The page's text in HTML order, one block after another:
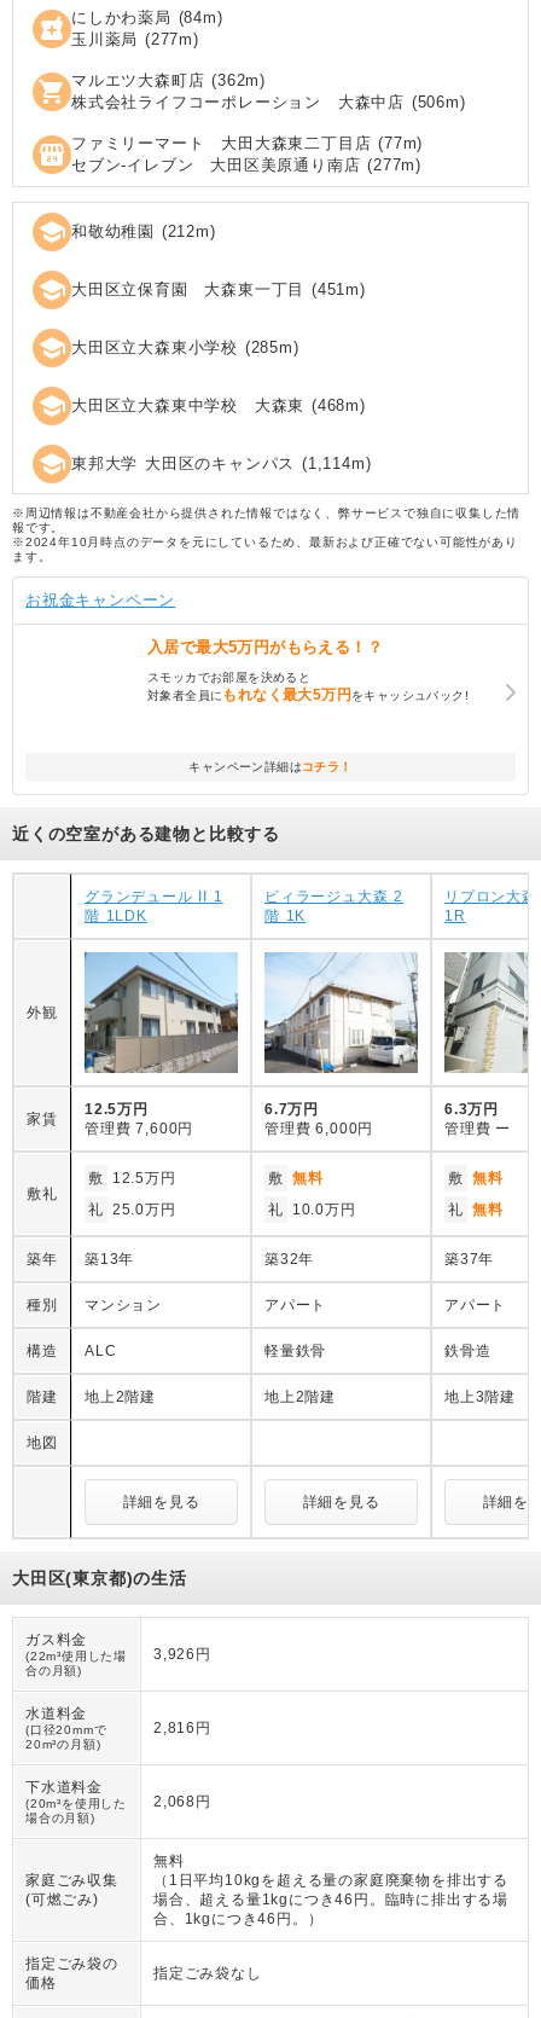
local_pharmacy にしかわ薬局 (84m)
玉川薬局 (277m)
shopping_cart マルエツ大森町店 (362m)
株式会社ライフコーポレーション 大森中店 (506m)
local_convenience_store ファミリーマート 大田大森東二丁目店 (77m)
セブン‐イレブン 大田区美原通り南店 (277m)
school 和敬幼稚園 (212m)
school 大田区立保育園 大森東一丁目 (451m)
school 大田区立大森東小学校 (285m)
school 大田区立大森東中学校 大森東 (468m)
school 東邦大学 大田区のキャンパス (1,114m)
※周辺情報は不動産会社から提供された情報ではなく、弊サービスで独自に収集した情
報です。
※2024年10月時点のデータを元にしているため、最新および正確でない可能性があり
ます。
お祝金キャンペーン
入居で最大5万円がもらえる！？
スモッカでお部屋を決めると
対象者全員に もれなく最大5万円 をキャッシュバック!
キャンペーン詳細はコチラ！
近くの空室がある建物と比較する
グランデュール II 1
階 1LDK
ビィラージュ大森 2
階 1K
リプロン大
1R
外観
家賃
12.5万円
管理費 7,600円
6.7万円
管理費 6,000円
6.3万円
管理費 ー
敷礼
敷
12.5万円
礼 25.0万円
敷 無料
礼
10.0万円
敷 無料
礼 無料
築年 築13年 築32年 築37年
種別 マンション アパート アパート
構造 ALC 軽量鉄骨 鉄骨造
階建 地上2階建 地上2階建 地上3階建
地図
詳細を見る 詳細を見る 詳細を
大田区(東京都)の生活
ガス料金
(22m³使用した場
合の月額)
3,926円
水道料金
(口径20mmで
20m³の月額)
2,816円
下水道料金
(20m³を使用した
場合の月額)
2,068円
家庭ごみ収集
(可燃ごみ)
無料
（ 1日平均10kgを超える量の家庭廃棄物を排出する
場合、超える量1kgにつき46円。臨時に排出する場
合、1kgにつき46円。
）
指定ごみ袋の
価格
指定ごみ袋なし